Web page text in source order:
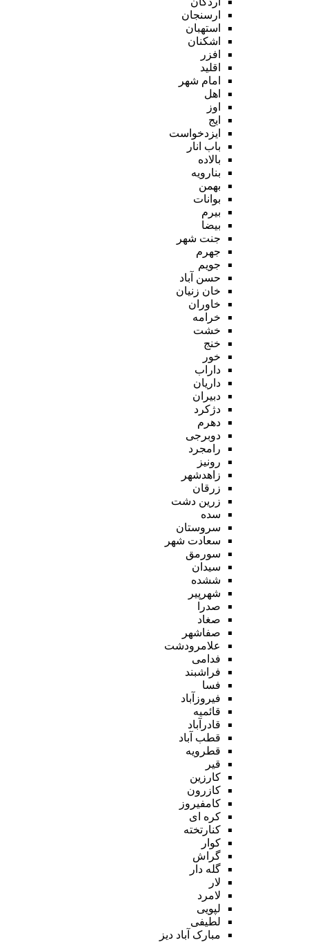
ارسنجان
استهبان
اشکنان
افزر
اقلید
امام شهر
اهل
اوز
ایج
ایزدخواست
باب انار
بالاده
بنارویه
بهمن
بوانات
بیرم
بیضا
جنت شهر
جهرم
جویم
حسن آباد
خان زنیان
خاوران
خرامه
خشت
خنج
خور
داراب
داریان
دبیران
دژکرد
دهرم
دوبرجی
رامجرد
رونیز
زاهدشهر
زرقان
زرین دشت
سده
سروستان
سعادت شهر
سورمق
سیدان
ششده
شهرپیر
صدرا
صغاد
صفاشهر
علامرودشت
فدامی
فراشبند
فسا
فیروزآباد
قائمیه
قادرآباد
قطب آباد
قطرویه
قیر
کارزین
کازرون
کامفیروز
کره ای
کنارتخته
کوار
گراش
گله دار
لار
لامرد
لپویی
لطیفی
مبارک آباد دیز